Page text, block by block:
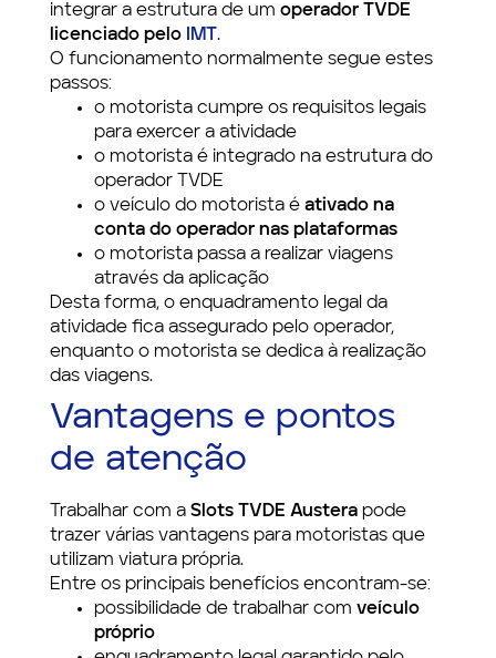
integrar a estrutura de um operador TVDE
licenciado pelo
IMT.
O funcionamento normalmente segue estes
passos:
o motorista cumpre os requisitos legais
para exercer a atividade
o motorista é integrado na estrutura do
operador TVDE
o veículo do motorista é ativado na
conta do operador nas plataformas
o motorista passa a realizar viagens
através da aplicação
Desta forma, o enquadramento legal da
atividade fica assegurado pelo operador,
enquanto o motorista se dedica à realização
das viagens.
Vantagens e pontos
de atenção
Trabalhar com a Slots TVDE Austerapode
trazer várias vantagens para motoristas que
utilizam viatura própria.
Entre os principais benefícios encontram-se:
possibilidade de trabalhar com veículo
próprio